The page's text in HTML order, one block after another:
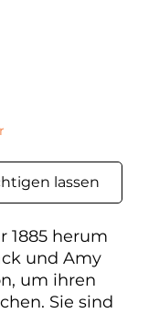
lassen
1885 herum
und Amy
um ihren
Sie sind